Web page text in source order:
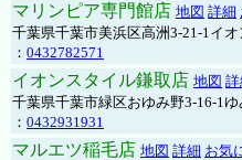
マリンピア専門館店 地図 詳細
千葉県千葉市美浜区高洲3-21-1イ
： 0432782571
イオンスタイル鎌取店 地図 詳
千葉県千葉市緑区おゆみ野3-16-1
： 0432931931
マルエツ稲毛店 地図 詳細 お気